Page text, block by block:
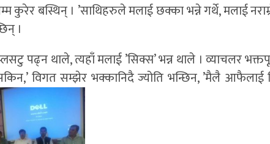
कुरेर बस्थिन् । ’साथिहरुले मलाई छक्का भन्ने गर्थे, मलाई
।
पढ्न थाले, त्यहाँ मलाई ’सिक्स’ भन्न थाले । व्याचलर
विगत सम्झेर भक्कानिदै ज्योति भन्छिन, ’मैलै आफैलाई